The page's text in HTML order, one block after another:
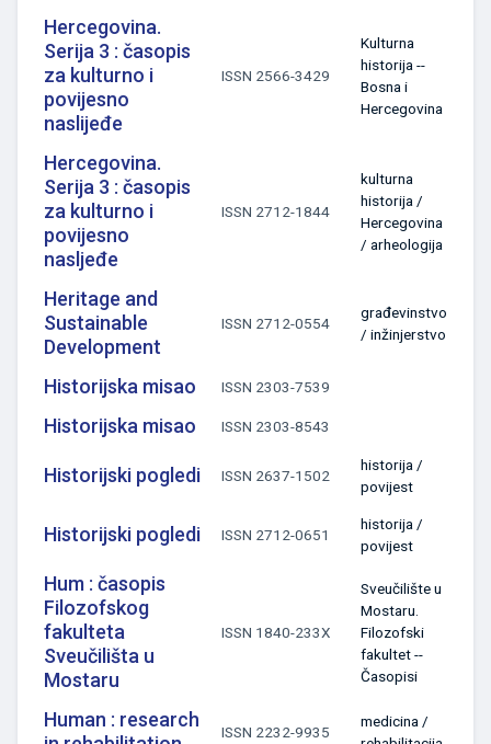
Hercegovina.
Serija 3 : časopis
za kulturno i
povijesno
naslijeđe
ISSN 2566-3429
Kulturna
historija --
Bosna i
Hercegovina
Hercegovina.
Serija 3 : časopis
za kulturno i
povijesno
nasljeđe
ISSN 2712-1844
kulturna
historija /
Hercegovina
/ arheologija
Heritage and
Sustainable
Development
ISSN 2712-0554
građevinstvo
/ inžinjerstvo
Historijska misao ISSN 2303-7539
Historijska misao ISSN 2303-8543
Historijski pogledi ISSN 2637-1502
historija /
povijest
Historijski pogledi ISSN 2712-0651
historija /
povijest
Hum : časopis
Filozofskog
fakulteta
Sveučilišta u
Mostaru
ISSN 1840-233X
Sveučilište u
Mostaru.
Filozofski
fakultet --
Časopisi
Human : research
ISSN 2232-9935
medicina /